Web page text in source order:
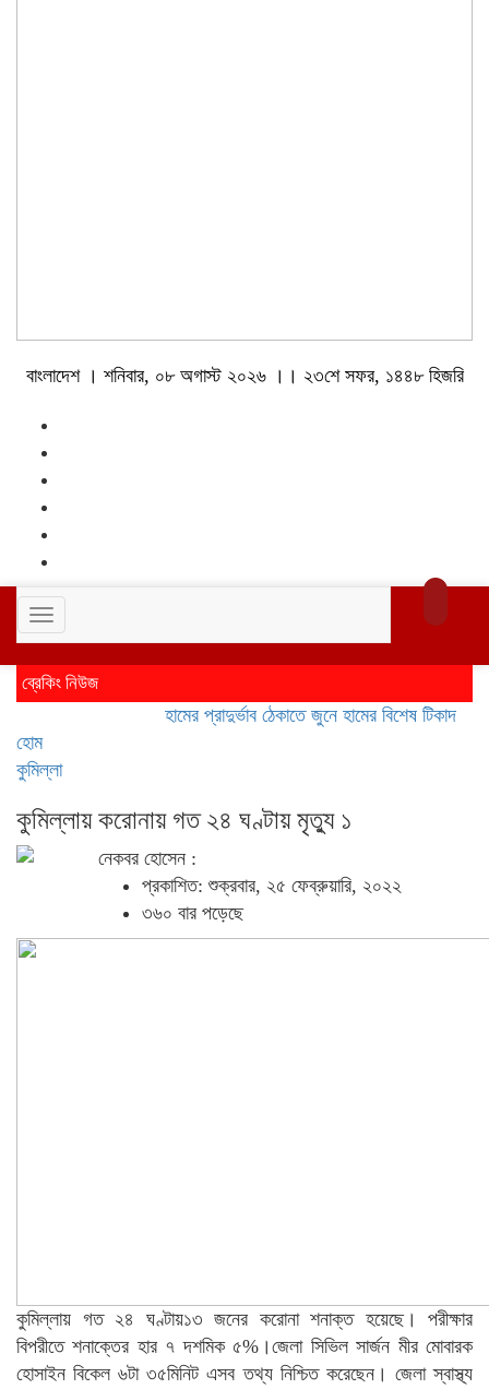
বাংলাদেশ । শনিবার, ০৮ অগাস্ট ২০২৬ ।। ২৩শে সফর, ১৪৪৮ হিজরি
Toggle
navigation
ব্রেকিং নিউজ
হামের প্রাদুর্ভাব ঠেকাতে জুনে হামের বিশেষ টিকাদান; টিকা
হোম
কুমিল্লা
কুমিল্লায় করোনায় গত ২৪ ঘণ্টায় মৃত্যু ১
নেকবর হোসেন :
প্রকাশিত: শুক্রবার, ২৫ ফেব্রুয়ারি, ২০২২
৩৬০ বার পড়েছে
কুমিল্লায় গত ২৪ ঘণ্টায়১৩ জনের করোনা শনাক্ত হয়েছে। পরীক্ষার
বিপরীতে শনাক্তের হার ৭ দশমিক ৫%।জেলা সিভিল সার্জন মীর মোবারক
হোসাইন বিকেল ৬টা ৩৫মিনিট এসব তথ্য নিশ্চিত করেছেন। জেলা স্বাস্থ্য